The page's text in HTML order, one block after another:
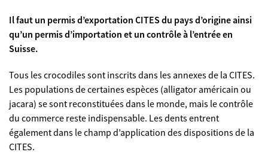
Il faut un permis d’exportation CITES du pays d’origine ainsi
qu’un permis d’importation et un contrôle à l’entrée en
Suisse.
Tous les crocodiles sont inscrits dans les annexes de la CITES.
Les populations de certaines espèces (alligator américain ou
jacara) se sont reconstituées dans le monde, mais le contrôle
du commerce reste indispensable. Les dents entrent
également dans le champ d’application des dispositions de la
CITES.